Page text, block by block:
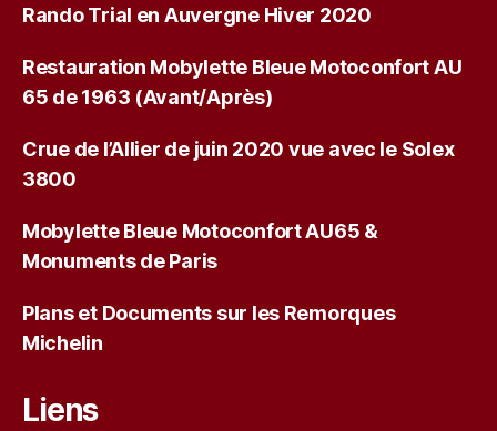
Rando Trial en Auvergne Hiver 2020
Restauration Mobylette Bleue Motoconfort AU
65 de 1963 (Avant/Après)
Crue de l’Allier de juin 2020 vue avec le Solex
3800
Mobylette Bleue Motoconfort AU65 &
Monuments de Paris
Plans et Documents sur les Remorques
Michelin
Liens